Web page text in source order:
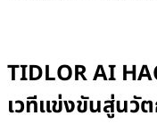
TIDLOR AI
เวทีแข่งขันสู่นวั